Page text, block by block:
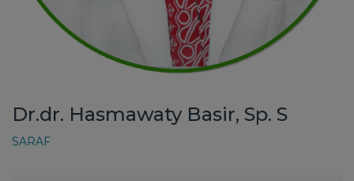
Dr.dr. Hasmawaty Basir, Sp. S
SARAF